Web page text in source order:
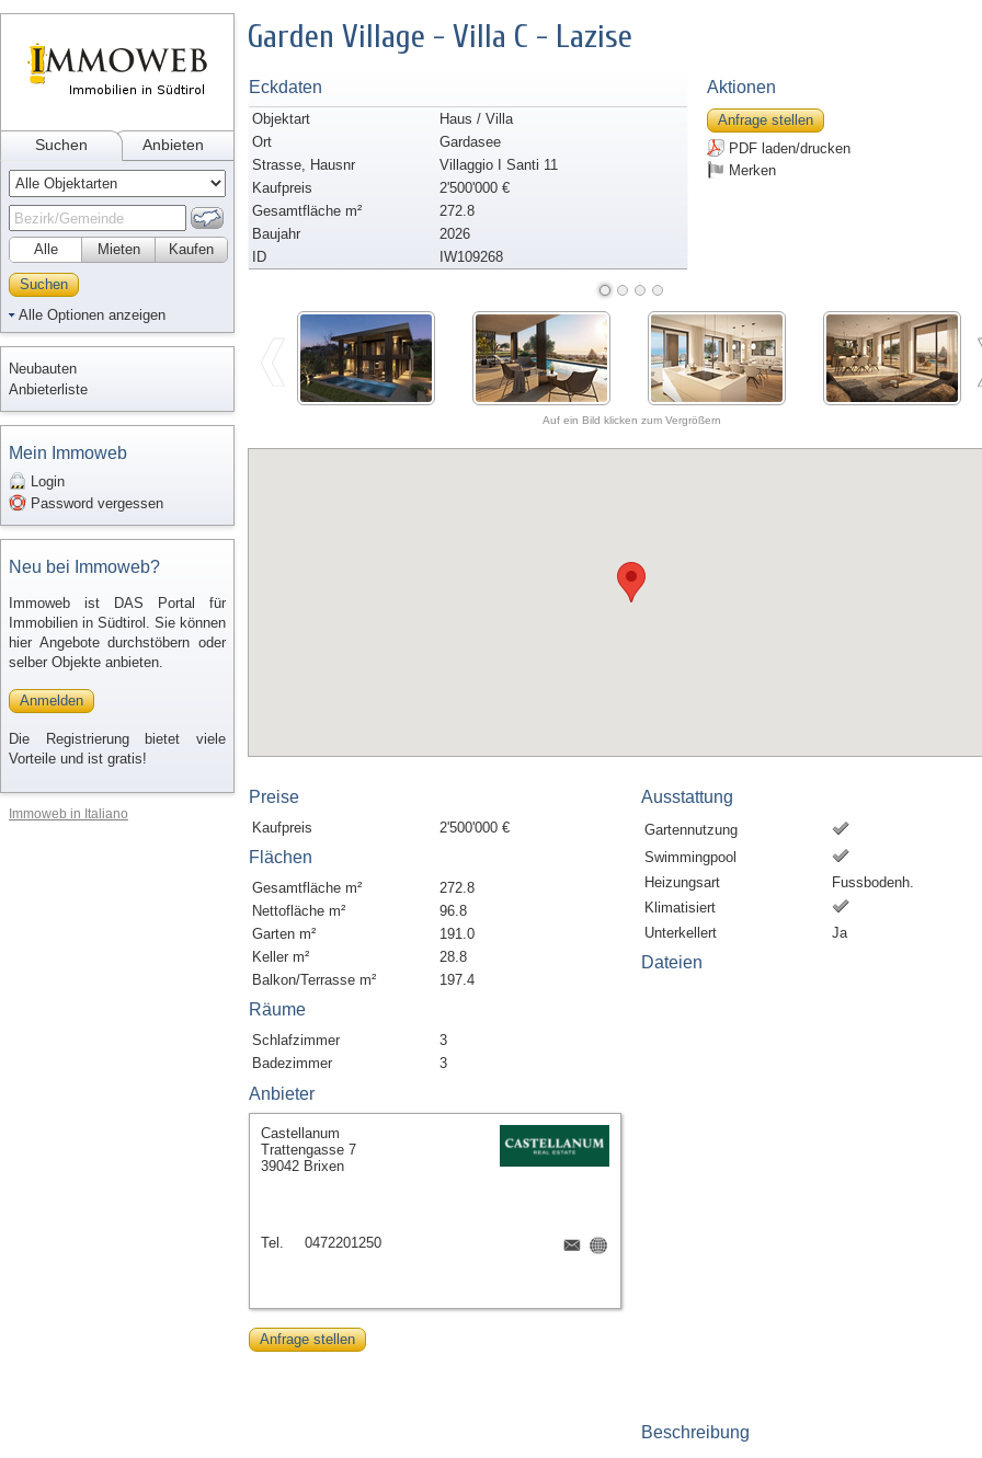
Suchen Anbieten
Alle Kaufen
Mieten
Suchen
Alle Optionen anzeigen
Neubauten
Anbieterliste
Mein Immoweb
Login
Password vergessen
Neu bei Immoweb?
Immoweb ist DAS Portal für
Immobilien in Südtirol. Sie können
hier Angebote durchstöbern oder
selber Objekte anbieten.
Anmelden
Die Registrierung bietet viele
Vorteile und ist gratis!
Immoweb in Italiano
Garden Village - Villa C - Lazise
Eckdaten
Objektart
Haus / Villa
Ort
Gardasee
Strasse, Hausnr
Villaggio I Santi 11
Kaufpreis
2'500'000 €
Gesamtfläche m²
272.8
Baujahr
2026
ID
IW109268
Aktionen
Anfrage stellen
PDF laden/drucken
Merken
Auf ein Bild klicken zum Vergrößern
Preise
Kaufpreis 2'500'000 €
Flächen
Gesamtfläche m²
272.8
Nettofläche m²
96.8
Garten m²
191.0
Keller m²
28.8
Balkon/Terrasse m²
197.4
Räume
Schlafzimmer
3
Badezimmer
3
Ausstattung
Gartennutzung
Swimmingpool
Heizungsart
Fussbodenh.
Klimatisiert
Unterkellert
Ja
Dateien
Beschreibung
Anbieter
Castellanum
Trattengasse 7
39042 Brixen
Tel. 0472201250
Anfrage stellen